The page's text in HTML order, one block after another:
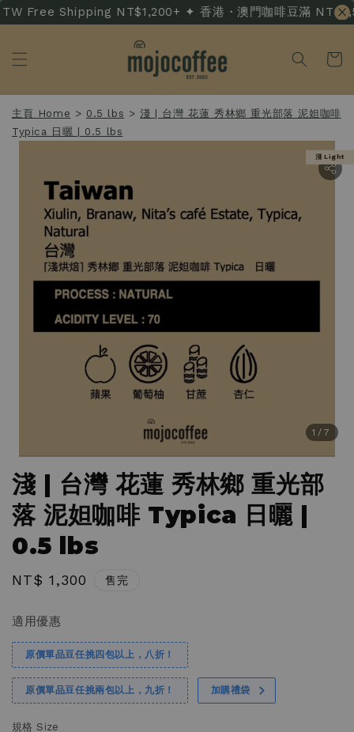
Free Shipping NT$1,200+ ✦ 香港・澳門咖啡豆滿
主頁 Home > 0.5 lbs >淺 | 台灣 花蓮 秀林鄉 重光部落 泥妲咖啡
Typica 日曬 | 0.5 lbs
1 /7
淺 Light
淺 | 台灣 花蓮 秀林鄉 重光部
落 泥妲咖啡 Typica 日曬 |
0.5 lbs
Regular
NT$ 1,300 售完
適用優惠
原價單品豆任挑四包以上，八折！
原價單品豆任挑兩包以上，九折！ 加購禮袋
規格 Size